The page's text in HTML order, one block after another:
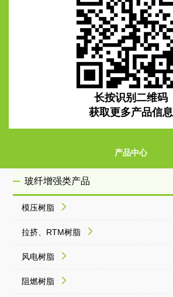
长按识别二维码
获取更多产品信息
产品中心
玻纤增强类产品
模压树脂
拉挤、RTM树脂
风电树脂
阻燃树脂